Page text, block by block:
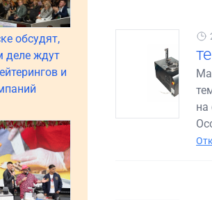
обсудят,
деле ждут
и
на